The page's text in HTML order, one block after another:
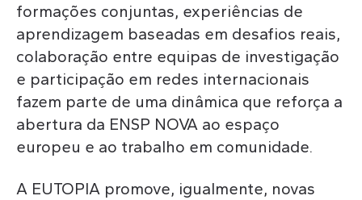
formações conjuntas, experiências de
aprendizagem baseadas em desafios reais,
colaboração entre equipas de investigação
e participação em redes internacionais
fazem parte de uma dinâmica que reforça a
abertura da ENSP NOVA ao espaço
europeu e ao trabalho em comunidade.
A EUTOPIA promove, igualmente, novas